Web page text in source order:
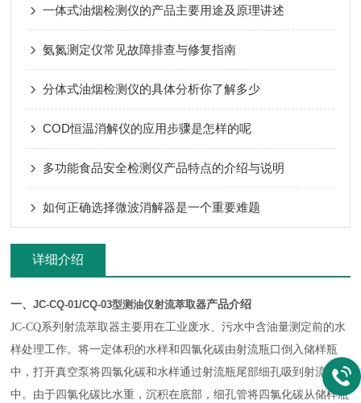
一体式油烟检测仪的产品主要用途及原理讲述
氨氮测定仪常见故障排查与修复指南
分体式油烟检测仪的具体分析你了解多少
COD恒温消解仪的应用步骤是怎样的呢
多功能食品安全检测仪产品特点的介绍与说明
如何正确选择微波消解器是一个重要难题
详细介绍
一、JC-CQ-01/CQ-03型测油仪射流萃取器产品介绍
JC-CQ系列射流萃取器主要用在工业废水、污水中含油量测定前的水
样处理工作。将一定体积的水样和四氯化碳由射流瓶口倒入储样瓶
中，打开真空泵将四氯化碳和水样通过射流瓶尾部细孔吸到射流瓶
中。由于四氯化碳比水重，沉积在底部，细孔管将四氯化碳从储样瓶